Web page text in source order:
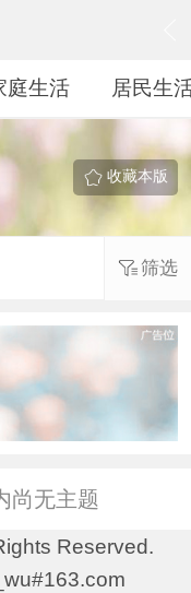
庭生活 居民生
收藏本版
筛选
尚无主题
Reserved.